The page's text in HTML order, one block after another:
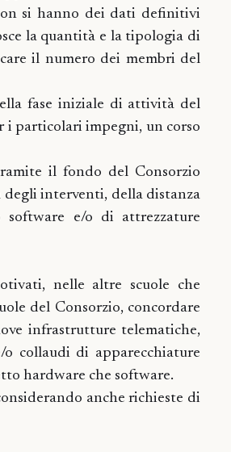
si hanno dei dati definitivi
la quantità e la tipologia di
il numero dei membri del
fase iniziale di attività del
i particolari impegni, un corso
il fondo del Consorzio
interventi, della distanza
software e/o di attrezzature
nelle altre scuole che
del Consorzio, concordare
infrastrutture telematiche,
collaudi di apparecchiature
hardware che software.
anche richieste di